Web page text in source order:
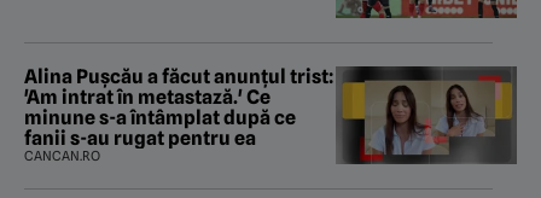
Alina Pușcău a făcut anunțul trist:
'Am intrat în metastază.' Ce
minune s-a întâmplat după ce
fanii s-au rugat pentru ea
CANCAN.RO